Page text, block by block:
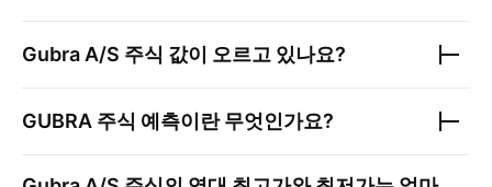
Gubra A/S 주식 값이 오르고 있나요?
GUBRA 주식 예측이란 무엇인가요?